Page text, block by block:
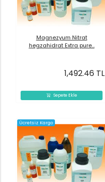
Sepete Ekle
Magnezyum Nitrat
hegzahidrat Extra pure...
1,492.46 TL
Ücretsiz Kargo